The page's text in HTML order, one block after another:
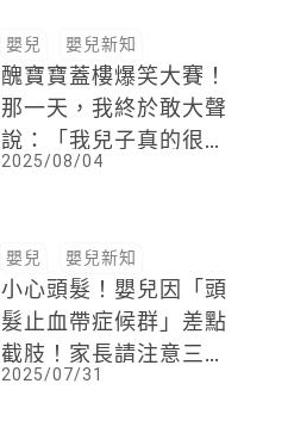
嬰兒 嬰兒新知
醜寶寶蓋樓爆笑大賽！
那一天，我終於敢大聲
說：「我兒子真的很醜
但我超愛！」
2025/08/04
嬰兒 嬰兒新知
小心頭髮！嬰兒因「頭
髮止血帶症候群」差點
截肢！家長請注意三大
常見纏繞部位
2025/07/31